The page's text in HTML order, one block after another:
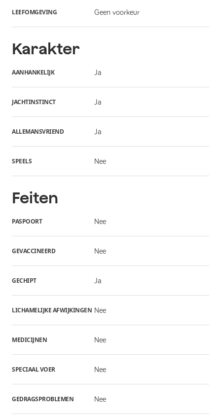
LEEFOMGEVING Geen voorkeur
Karakter
AANHANKELIJK Ja
JACHTINSTINCT Ja
ALLEMANSVRIEND Ja
SPEELS Nee
Feiten
PASPOORT Nee
GEVACCINEERD Nee
GECHIPT Ja
LICHAMELIJKE AFWIJKINGEN Nee
MEDICIJNEN Nee
SPECIAAL VOER Nee
GEDRAGSPROBLEMEN Nee